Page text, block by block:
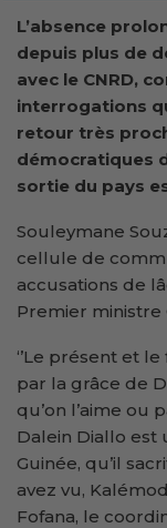
L’absence
depuis plus de
avec le CNRD,
interrogations
retour très
démocratiques
sortie du pays
Souleymane
cellule de
accusations de
Premier ministre
‘’Le présent et
par la grâce de
qu’on l’aime ou
Dalein Diallo est
Guinée, qu’il
avez vu,
Fofana, le